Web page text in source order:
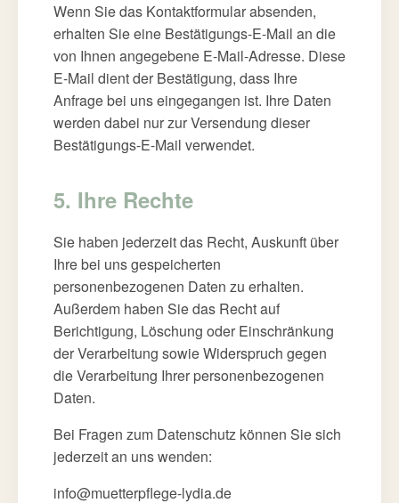
Wenn Sie das Kontaktformular absenden,
erhalten Sie eine Bestätigungs-E-Mail an die
von Ihnen angegebene E-Mail-Adresse. Diese
E-Mail dient der Bestätigung, dass Ihre
Anfrage bei uns eingegangen ist. Ihre Daten
werden dabei nur zur Versendung dieser
Bestätigungs-E-Mail verwendet.
5. Ihre Rechte
Sie haben jederzeit das Recht, Auskunft über
Ihre bei uns gespeicherten
personenbezogenen Daten zu erhalten.
Außerdem haben Sie das Recht auf
Berichtigung, Löschung oder Einschränkung
der Verarbeitung sowie Widerspruch gegen
die Verarbeitung Ihrer personenbezogenen
Daten.
Bei Fragen zum Datenschutz können Sie sich
jederzeit an uns wenden:
info@muetterpflege-lydia.de